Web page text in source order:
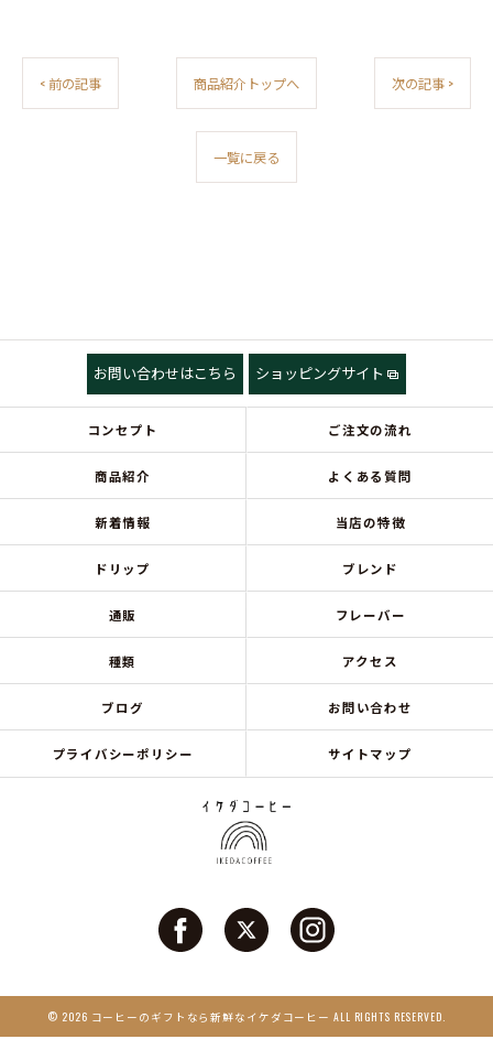
< 前の記事 商品紹介トップへ 次の記事 >
一覧に戻る
お問い合わせはこちら ショッピングサイト
コンセプト ご注文の流れ
商品紹介 よくある質問
新着情報 当店の特徴
ドリップ ブレンド
通販 フレーバー
種類 アクセス
ブログ お問い合わせ
プライバシーポリシー サイトマップ
© 2026 コーヒーのギフトなら新鮮なイケダコーヒー ALL RIGHTS RESERVED.